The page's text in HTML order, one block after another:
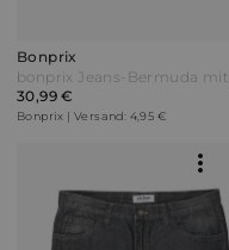
Bonprix
30,99 €
Bonprix | Versand: 4,95 €